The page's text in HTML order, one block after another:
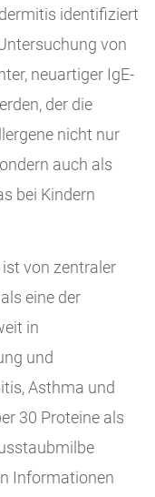
identifiziert
von
neuartiger IgE-
der die
nicht nur
auch als
bei Kindern
von zentraler
eine der
in
und
Asthma und
30 Proteine als
Informationen